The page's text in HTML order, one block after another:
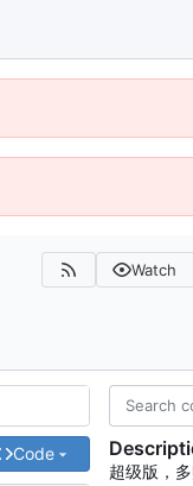
Watch
Code
超级版，